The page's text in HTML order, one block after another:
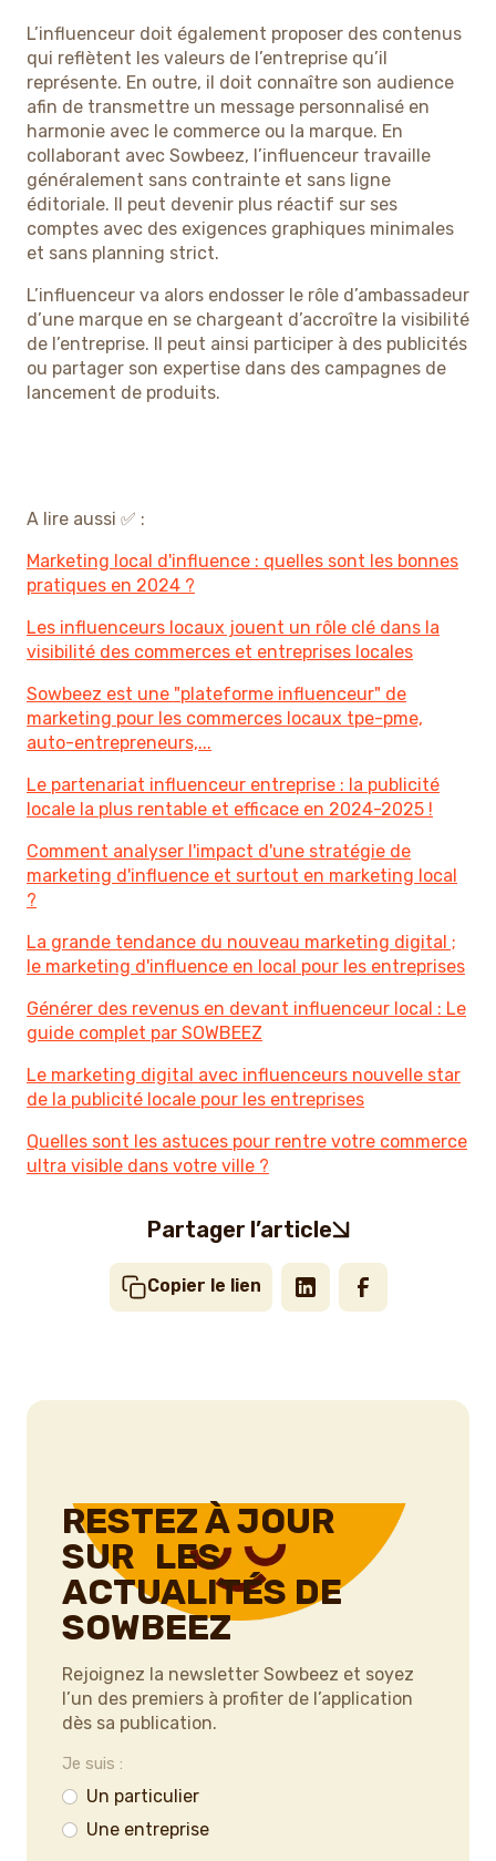
L’influenceur doit également proposer des contenus
qui reflètent les valeurs de l’entreprise qu’il
représente. En outre, il doit connaître son audience
afin de transmettre un message personnalisé en
harmonie avec le commerce ou la marque. En
collaborant avec Sowbeez, l’influenceur travaille
généralement sans contrainte et sans ligne
éditoriale. Il peut devenir plus réactif sur ses
comptes avec des exigences graphiques minimales
et sans planning strict.
L’influenceur va alors endosser le rôle d’ambassadeur
d’une marque en se chargeant d’accroître la visibilité
de l’entreprise. Il peut ainsi participer à des publicités
ou partager son expertise dans des campagnes de
lancement de produits.
A lire aussi ✅ :
Marketing local d'influence : quelles sont les bonnes
pratiques en 2024 ?
Les influenceurs locaux jouent un rôle clé dans la
visibilité des commerces et entreprises locales
Sowbeez est une "plateforme influenceur" de
marketing pour les commerces locaux tpe-pme,
auto-entrepreneurs,...
Le partenariat influenceur entreprise : la publicité
locale la plus rentable et efficace en 2024-2025 !
Comment analyser l'impact d'une stratégie de
marketing d'influence et surtout en marketing local
?
La grande tendance du nouveau marketing digital ;
le marketing d'influence en local pour les entreprises
Générer des revenus en devant influenceur local : Le
guide complet par SOWBEEZ
Le marketing digital avec influenceurs nouvelle star
de la publicité locale pour les entreprises
Quelles sont les astuces pour rentre votre commerce
ultra visible dans votre ville ?
Partager l’article
Copier le lien
RESTEZ À JOUR
SUR LES
ACTUALITÉS DE
SOWBEEZ
Rejoignez la newsletter Sowbeez et soyez
l’un des premiers à profiter de l’application
dès sa publication.
Je suis :
Un particulier
Une entreprise